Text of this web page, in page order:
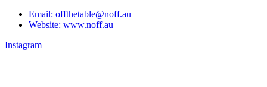
Email: offthetable@noff.au
Website: www.noff.au
Instagram